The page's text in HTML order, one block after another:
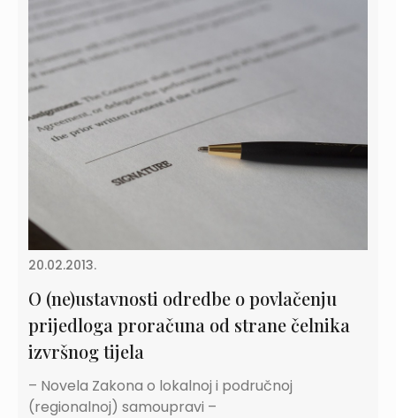
20.02.2013.
O (ne)ustavnosti odredbe o povlačenju
prijedloga proračuna od strane čelnika
izvršnog tijela
– Novela Zakona o lokalnoj i područnoj
(regionalnoj) samoupravi –